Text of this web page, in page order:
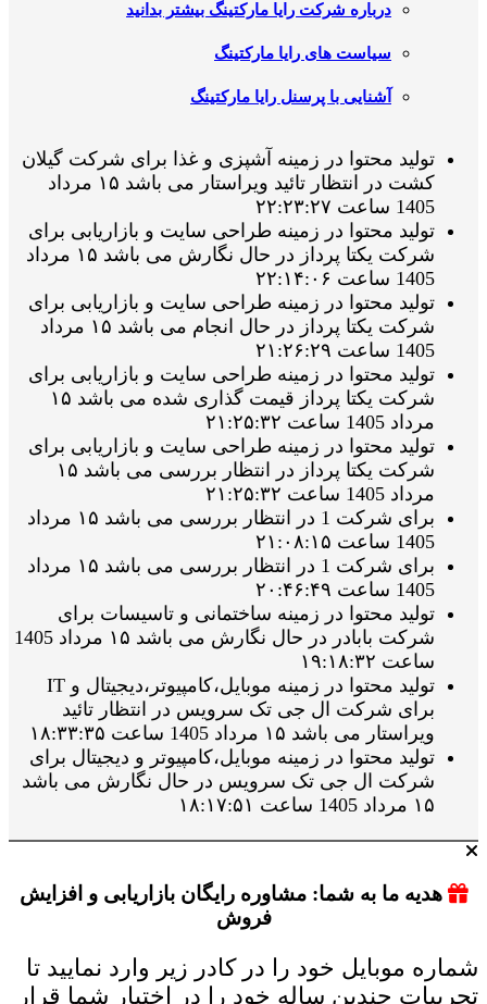
درباره شرکت رایا مارکتینگ بیشتر بدانید
سیاست های رایا مارکتینگ
آشنایی با پرسنل رایا مارکتینگ
تولید محتوا در زمینه آشپزی و غذا برای شرکت گیلان
کشت در انتظار تائید ویراستار می باشد ۱۵ مرداد
1405 ساعت ۲۲:۲۳:۲۷
تولید محتوا در زمینه طراحی سایت و بازاریابی برای
شرکت یکتا پرداز در حال نگارش می باشد ۱۵ مرداد
1405 ساعت ۲۲:۱۴:۰۶
تولید محتوا در زمینه طراحی سایت و بازاریابی برای
شرکت یکتا پرداز در حال انجام می باشد ۱۵ مرداد
1405 ساعت ۲۱:۲۶:۲۹
تولید محتوا در زمینه طراحی سایت و بازاریابی برای
شرکت یکتا پرداز قیمت گذاری شده می باشد ۱۵
مرداد 1405 ساعت ۲۱:۲۵:۳۲
تولید محتوا در زمینه طراحی سایت و بازاریابی برای
شرکت یکتا پرداز در انتظار بررسی می باشد ۱۵
مرداد 1405 ساعت ۲۱:۲۵:۳۲
برای شرکت 1 در انتظار بررسی می باشد ۱۵ مرداد
1405 ساعت ۲۱:۰۸:۱۵
برای شرکت 1 در انتظار بررسی می باشد ۱۵ مرداد
1405 ساعت ۲۰:۴۶:۴۹
تولید محتوا در زمینه ساختمانی و تاسیسات برای
شرکت بابادر در حال نگارش می باشد ۱۵ مرداد 1405
ساعت ۱۹:۱۸:۳۲
تولید محتوا در زمینه موبایل،کامپیوتر،دیجیتال و IT
برای شرکت ال جی تک سرویس در انتظار تائید
ویراستار می باشد ۱۵ مرداد 1405 ساعت ۱۸:۳۳:۳۵
تولید محتوا در زمینه موبایل،کامپیوتر و دیجیتال برای
شرکت ال جی تک سرویس در حال نگارش می باشد
۱۵ مرداد 1405 ساعت ۱۸:۱۷:۵۱
هدیه ما به شما: مشاوره رایگان بازاریابی و افزایش
فروش
شماره موبایل خود را در کادر زیر وارد نمایید تا
تجربیات چندین ساله خود را در اختیار شما قرار